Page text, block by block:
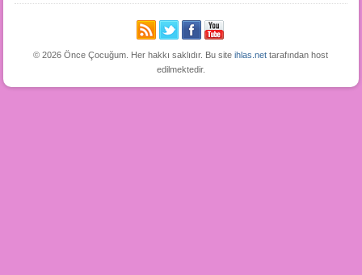
© 2026 Önce Çocuğum. Her hakkı saklıdır. Bu siteihlas.net tarafından host
edilmektedir.